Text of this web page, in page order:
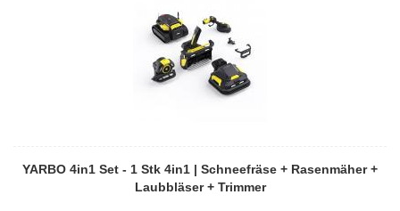
YARBO 4in1 Set - 1 Stk 4in1 | Schneefräse + Rasenmäher +
Laubbläser + Trimmer